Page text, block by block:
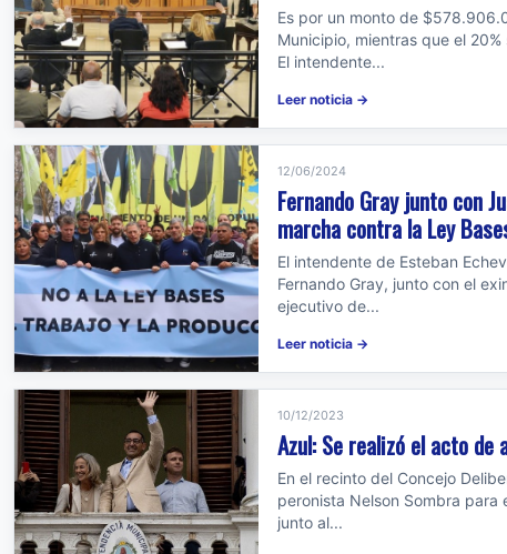
Es por un monto de
Municipio, mientras que el
El intendente...
Leer noticia →
12/06/2024
Fernando Gray junto con
marcha contra la Ley
El intendente de Esteban
Fernando Gray, junto con el
ejecutivo de...
Leer noticia →
10/12/2023
Azul: Se realizó el acto de
En el recinto del Concejo
peronista Nelson Sombra
junto al...